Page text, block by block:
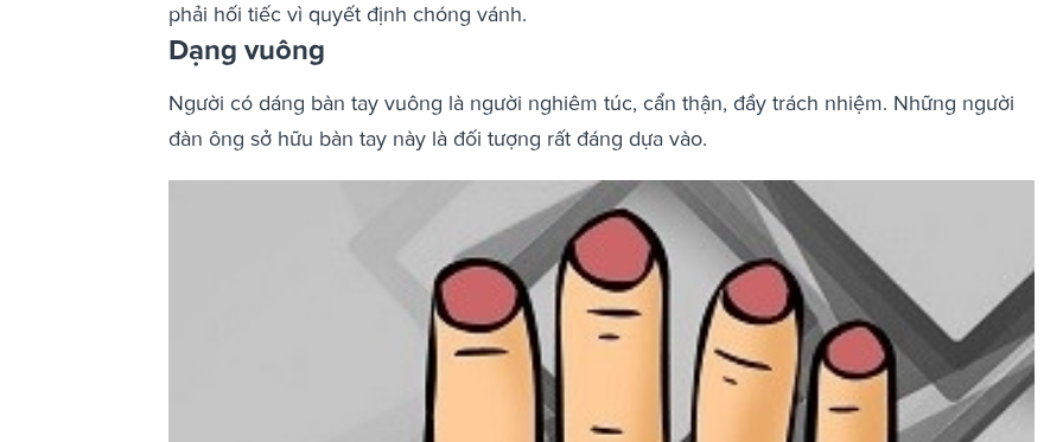
phải hối tiếc vì quyết định chóng vánh.
Dạng vuông
Người có dáng bàn tay vuông là người nghiêm túc, cẩn thận, đầy trách nhiệm. Những người
đàn ông sở hữu bàn tay này là đối tượng rất đáng dựa vào.